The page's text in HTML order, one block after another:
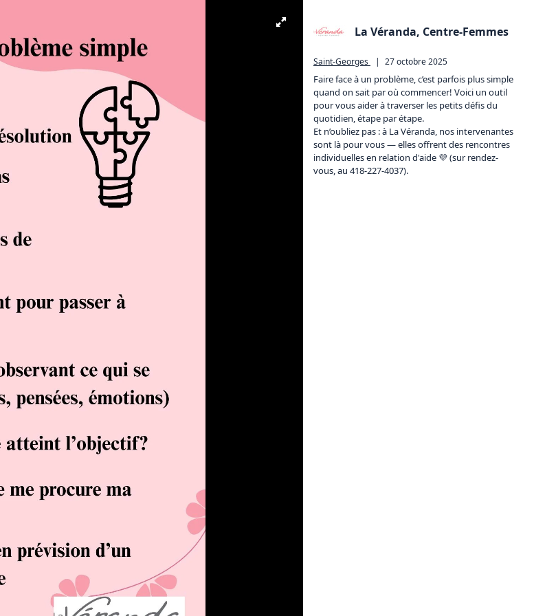
La Véranda, Centre-Femmes
Saint-Georges | 27 octobre 2025
Faire face à un problème, c’est parfois plus simple
quand on sait par où commencer! Voici un outil
pour vous aider à traverser les petits défis du
quotidien, étape par étape.
Et n’oubliez pas : à La Véranda, nos intervenantes
sont là pour vous — elles offrent des rencontres
individuelles en relation d'aide 💜 (sur rendez-
vous, au 418-227-4037).